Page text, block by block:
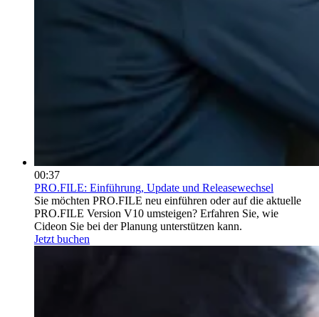
00:37
PRO.FILE: Einführung, Update und Releasewechsel
Sie möchten PRO.FILE neu einführen oder auf die aktuelle
PRO.FILE Version V10 umsteigen? Erfahren Sie, wie
Cideon Sie bei der Planung unterstützen kann.
Jetzt buchen